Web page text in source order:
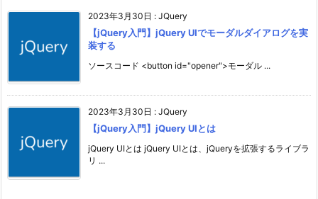
2023年3月30日 : JQuery
【jQuery入門】jQuery UIでモーダルダイアログを実
装する
ソースコード <button id="opener">モーダル ...
2023年3月30日 : JQuery
【jQuery入門】jQuery UIとは
jQuery UIとは jQuery UIとは、jQueryを拡張するライブラ
リ ...